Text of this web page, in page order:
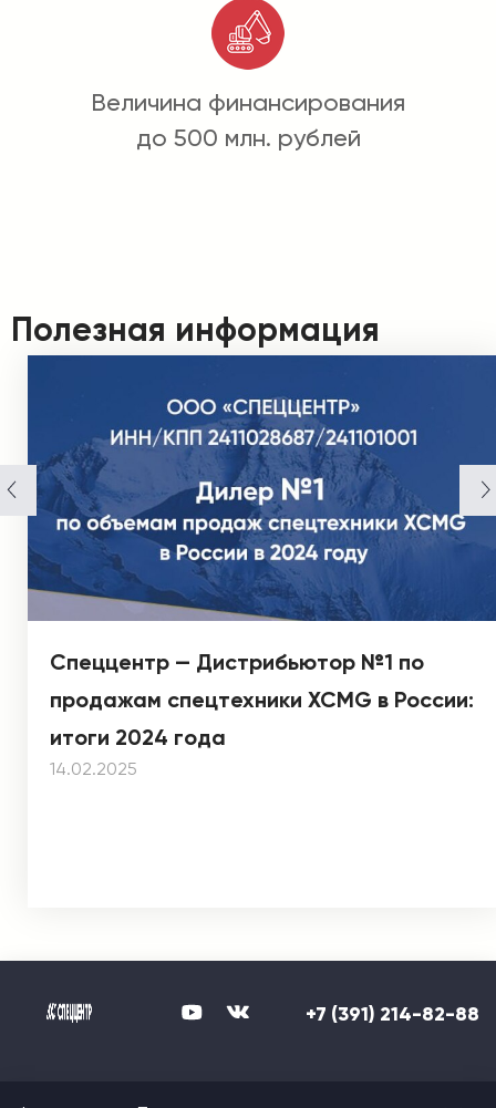
Величина финансирования
до 500 млн. рублей
Полезная информация
Спеццентр — Дистрибьютор №1 по
продажам спецтехники XCMG в России:
итоги 2024 года
14.02.2025
+7 (391) 214-82-88